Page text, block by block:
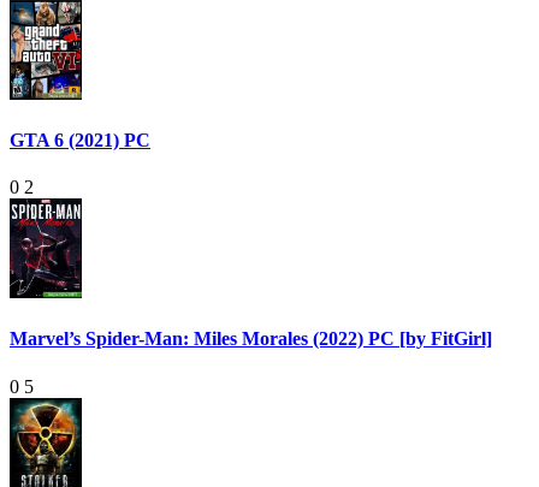
GTA 6 (2021) PC
0 2
Marvel’s Spider-Man: Miles Morales (2022) PC [by FitGirl]
0 5